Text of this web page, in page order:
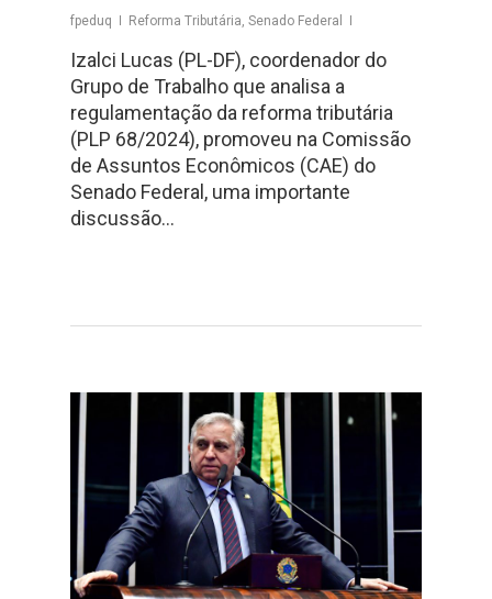
fpeduq Reforma Tributária Senado Federal
Izalci Lucas (PL-DF), coordenador do
Grupo de Trabalho que analisa a
regulamentação da reforma tributária
(PLP 68/2024), promoveu na Comissão
de Assuntos Econômicos (CAE) do
Senado Federal, uma importante
discussão…